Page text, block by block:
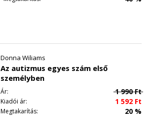
Donna Wiliams
Az autizmus egyes szám első
személyben
Ár: 1 990Ft
Kiadói ár: 1 592 Ft
Megtakarítás: 20 %